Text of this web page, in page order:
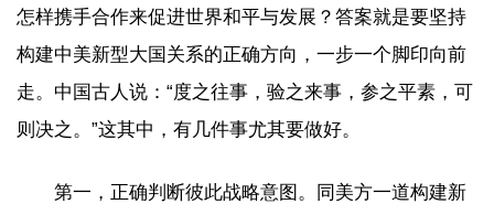
怎样携手合作来促进世界和平与发展？答案就是要坚持
构建中美新型大国关系的正确方向，一步一个脚印向前
走。中国古人说：“度之往事，验之来事，参之平素，可
则决之。”这其中，有几件事尤其要做好。
第一，正确判断彼此战略意图。同美方一道构建新